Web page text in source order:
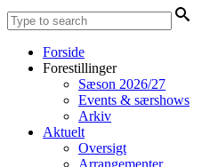
Forside
Forestillinger
Sæson 2026/27
Events & særshows
Arkiv
Aktuelt
Oversigt
Arrangementer